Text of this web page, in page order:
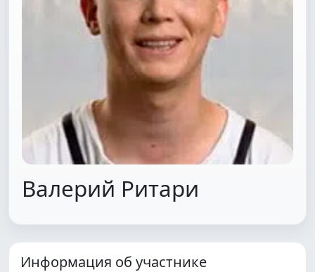
Валерий Ритари
Информация об участнике